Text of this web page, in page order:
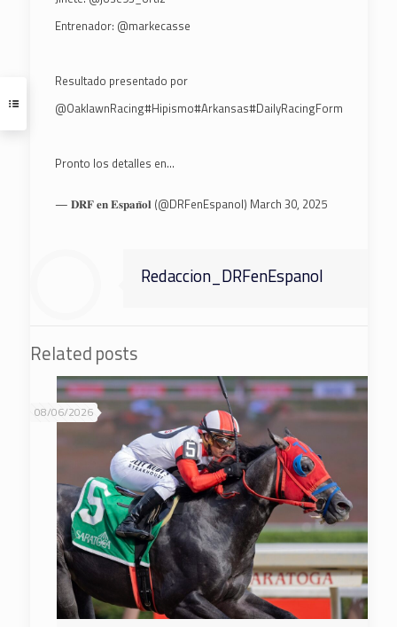
Entrenador: @markecasse
Resultado presentado por
@OaklawnRacing#Hipismo#Arkansas#DailyRacingForm
Pronto los detalles en…
— 𝐃𝐑𝐅 𝐞𝐧 𝐄𝐬𝐩𝐚𝐧̃𝐨𝐥 (@DRFenEspanol) March 30, 2025
Redaccion_DRFenEspanol
Related posts
08/06/2026